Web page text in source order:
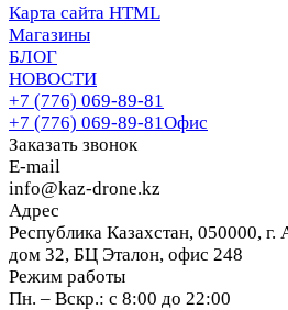
Карта сайта HTML
Магазины
БЛОГ
НОВОСТИ
+7 (776) 069-89-81
+7 (776) 069-89-81Офис
Заказать звонок
E-mail
info@kaz-drone.kz
Адрес
Республика Казахстан, 050000, г.
дом 32, БЦ Эталон, офис 248
Режим работы
Пн. – Вскр.: с 8:00 до 22:00